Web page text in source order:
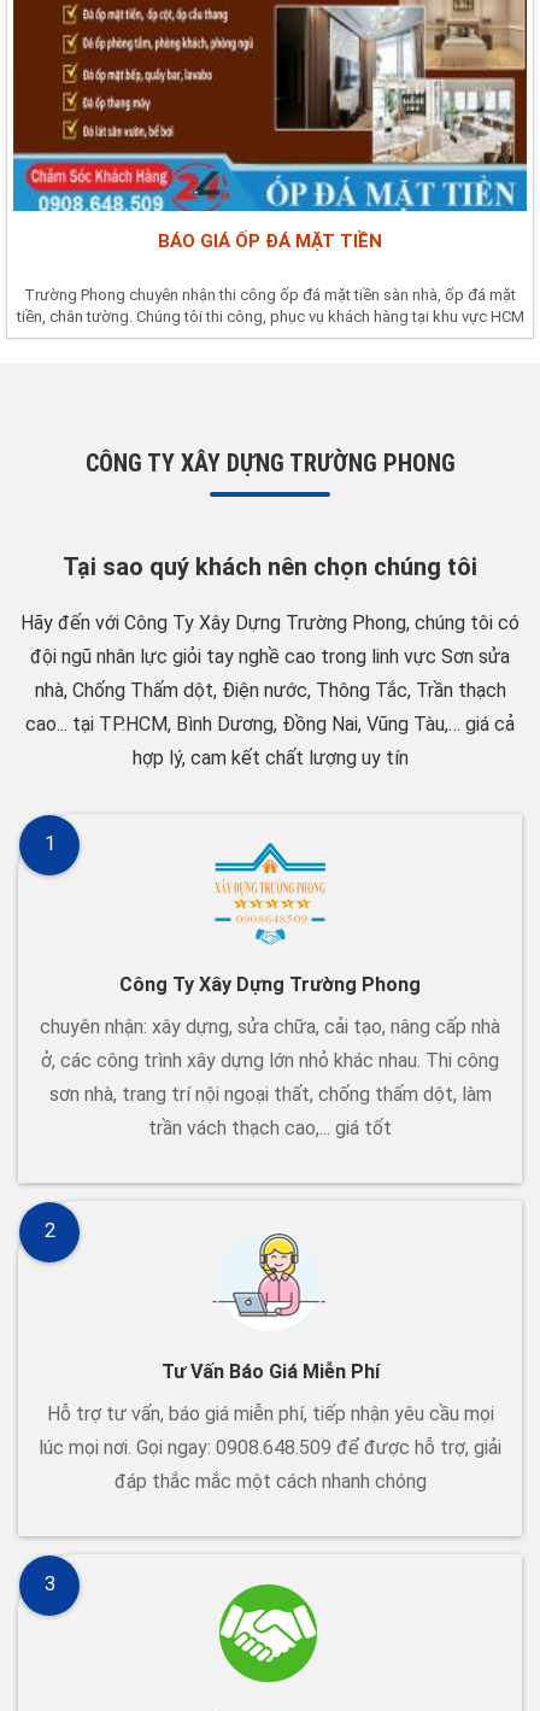
BÁO GIÁ ỐP ĐÁ MẶT TIỀN
Trường Phong chuyên nhận thi công ốp đá mặt tiền sàn nhà, ốp đá mặt
tiền, chân tường. Chúng tôi thi công, phục vụ khách hàng tại khu vực HCM
CÔNG TY XÂY DỰNG TRƯỜNG PHONG
Tại sao quý khách nên chọn chúng tôi
Hãy đến với Công Ty Xây Dựng Trường Phong, chúng tôi có
đội ngũ nhân lực giỏi tay nghề cao trong linh vực Sơn sửa
nhà, Chống Thấm dột, Điện nước, Thông Tắc, Trần thạch
cao... tại TP.HCM, Bình Dương, Đồng Nai, Vũng Tàu,… giá cả
hợp lý, cam kết chất lượng uy tín
Công Ty Xây Dựng Trường Phong
chuyên nhận: xây dựng, sửa chữa, cải tạo, nâng cấp nhà
ở, các công trình xây dựng lớn nhỏ khác nhau. Thi công
sơn nhà, trang trí nội ngoại thất, chống thấm dột, làm
trần vách thạch cao,... giá tốt
1
Tư Vấn Báo Giá Miễn Phí
Hỗ trợ tư vấn, báo giá miễn phí, tiếp nhận yêu cầu mọi
lúc mọi nơi. Gọi ngay: 0908.648.509 để được hỗ trợ, giải
đáp thắc mắc một cách nhanh chóng
2
3